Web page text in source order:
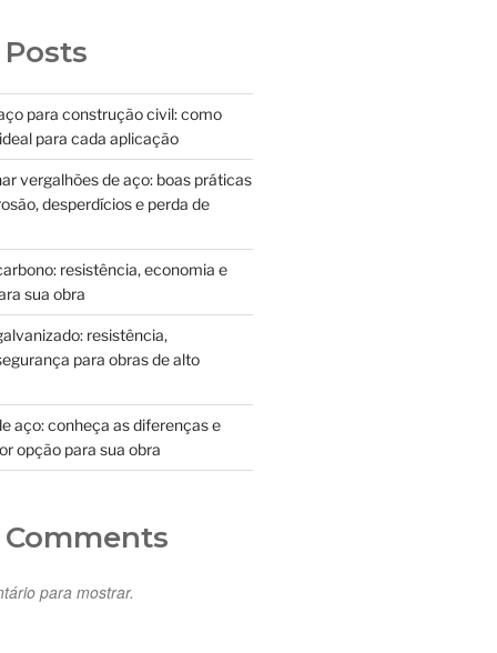
para construção civil: como
para cada aplicação
vergalhões de aço: boas práticas
desperdícios e perda de
resistência, economia e
sua obra
resistência,
para obras de alto
aço: conheça as diferenças e
opção para sua obra
para mostrar.